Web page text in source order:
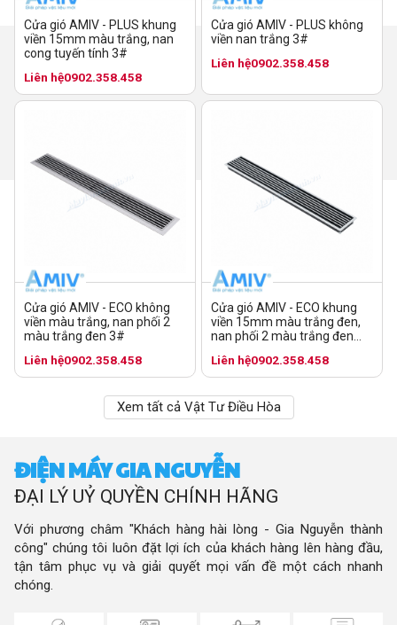
Cửa gió AMIV - PLUS khung
viền 15mm màu trắng, nan
cong tuyến tính 3#
Liên hệ0902.358.458
Cửa gió AMIV - PLUS không
viền nan trắng 3#
Liên hệ0902.358.458
Cửa gió AMIV - ECO không
viền màu trắng, nan phối 2
màu trắng đen 3#
Liên hệ0902.358.458
Cửa gió AMIV - ECO khung
viền 15mm màu trắng đen,
nan phối 2 màu trắng đen
Liên hệ0902.358.458
Xem tất cả Vật Tư Điều Hòa
ĐIỆN MÁY GIA NGUYỄN
ĐẠI LÝ UỶ QUYỀN CHÍNH HÃNG
Với phương châm "Khách hàng hài lòng - Gia Nguyễn thành
công" chúng tôi luôn đặt lợi ích của khách hàng lên hàng đầu,
tận tâm phục vụ và giải quyết mọi vấn đề một cách nhanh
chóng.